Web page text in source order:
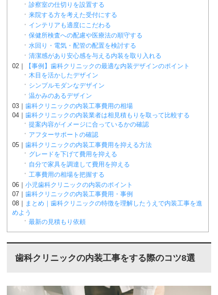
診察室の仕切りを設置する
来院する方を考えた受付にする
インテリアも適度にこだわる
保健所検査への配慮や医療法の順守する
水回り・電気・配管の配置を検討する
清潔感があり安心感を与える内装を取り入れる
【事例】歯科クリニックの最適な内装デザインのポイント
木目を活かしたデザイン
シンプルモダンなデザイン
温かみのあるデザイン
歯科クリニックの内装工事費用の相場
歯科クリニックの内装業者は相見積もりを取って比較する
提案内容がイメージに合っているかの確認
アフターサポートの確認
歯科クリニックの内装工事費用を抑える方法
グレードを下げて費用を抑える
自分で家具を調達して費用を抑える
工事費用の相場を把握する
小児歯科クリニックの内装のポイント
歯科クリニックの内装工事費用・事例
まとめ｜歯科クリニックの特徴を理解したうえで内装工事を進
めよう
最新の見積もり依頼
歯科クリニックの内装工事をする際のコツ8選